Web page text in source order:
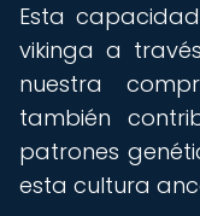
Esta
vikinga a
nuestra
también
patrones
esta cultura